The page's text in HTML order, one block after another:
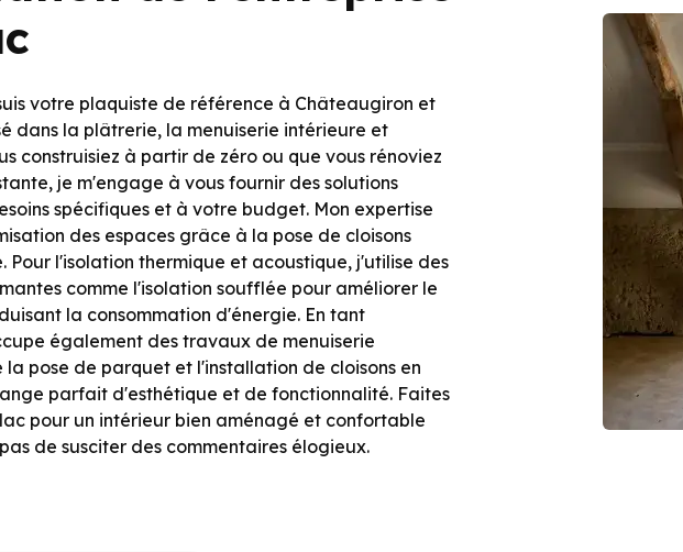
votre plaquiste de référence à Châteaugiron et
dans la plâtrerie, la menuiserie intérieure et
construisiez à partir de zéro ou que vous rénoviez
je m'engage à vous fournir des solutions
spécifiques et à votre budget. Mon expertise
des espaces grâce à la pose de cloisons
Pour l'isolation thermique et acoustique, j'utilise des
comme l'isolation soufflée pour améliorer le
la consommation d'énergie. En tant
également des travaux de menuiserie
la pose de parquet et l'installation de cloisons en
parfait d'esthétique et de fonctionnalité. Faites
pour un intérieur bien aménagé et confortable
de susciter des commentaires élogieux.